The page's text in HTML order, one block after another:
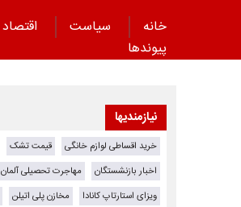
خانه سیاست اقتصاد
پیوند‌ها
نیازمندیها
خرید اقساطی لوازم خانگی
قیمت تشک
اخبار بازنشستگان
مهاجرت تحصیلی آلمان
ویزای استارتاپ کانادا
مخازن پلی اتیلن